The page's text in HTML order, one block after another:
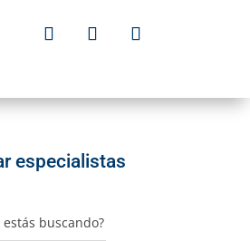
especialistas
estás buscando?